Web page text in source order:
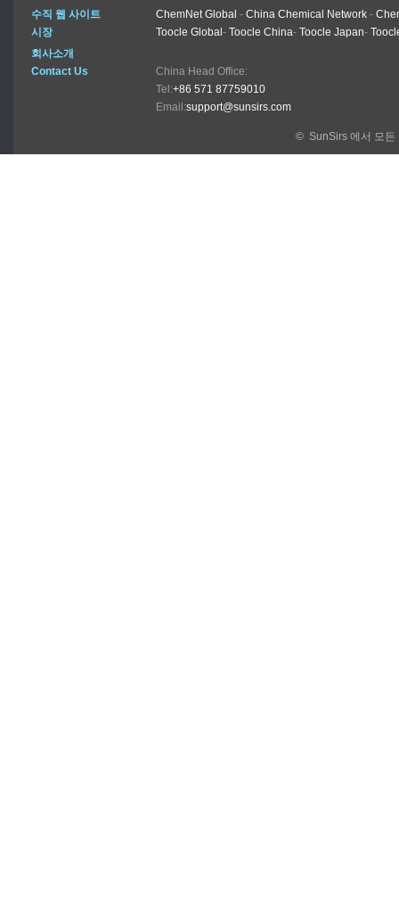
수직 웹 사이트 ChemNet Global - China Chemical Network -
시장
Toocle Global - Toocle China- Toocle Japan-
회사소개
Contact Us
China Head Office:
Tel:+86 571 87759010
Email:support@sunsirs.com
© SunSirs 에서 모